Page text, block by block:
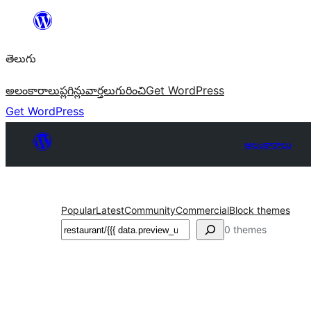
విషయానికి
తెలుగు
అలంకారాలుప్లగిన్లువార్తలుగురించిGet WordPress
Get WordPress
అలంకారాలు
PopularLatestCommunityCommercialBlock themes
వెతుకు 0 themes